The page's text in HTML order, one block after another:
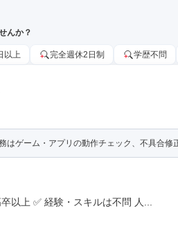
んか？
以上 完全週休2日制 学歴不問
はゲーム・アプリの動作チェック、不具合修
以上 ✅ 経験・スキルは不問 人...